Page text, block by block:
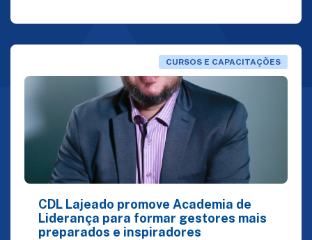
CURSOS E CAPACITAÇÕES
CDL Lajeado promove Academia de
Liderança para formar gestores mais
preparados e inspiradores